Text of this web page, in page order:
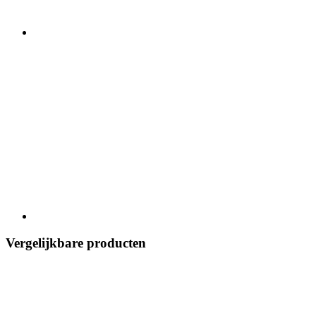
Vergelijkbare producten